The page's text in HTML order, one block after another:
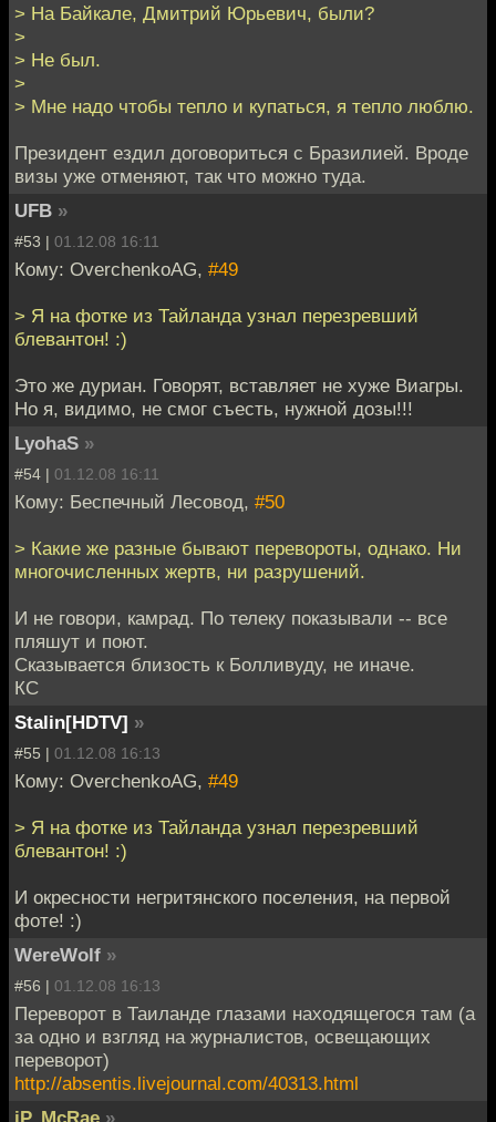
> На Байкале, Дмитрий Юрьевич, были?
>
> Не был.
>
> Мне надо чтобы тепло и купаться, я тепло люблю.
Президент ездил договориться с Бразилией. Вроде
визы уже отменяют, так что можно туда.
UFB »
#53 | 01.12.08 16:11
Кому: OverchenkoAG, #49
> Я на фотке из Тайланда узнал перезревший
блевантон! :)
Это же дуриан. Говорят, вставляет не хуже Виагры.
Но я, видимо, не смог съесть, нужной дозы!!!
LyohaS »
#54 | 01.12.08 16:11
Кому: Беспечный Лесовод, #50
> Какие же разные бывают перевороты, однако. Ни
многочисленных жертв, ни разрушений.
И не говори, камрад. По телеку показывали -- все
пляшут и поют.
Сказывается близость к Болливуду, не иначе.
КС
Stalin[HDTV] »
#55 | 01.12.08 16:13
Кому: OverchenkoAG, #49
> Я на фотке из Тайланда узнал перезревший
блевантон! :)
И окресности негритянского поселения, на первой
фоте! :)
WereWolf »
#56 | 01.12.08 16:13
Переворот в Таиланде глазами находящегося там (а
за одно и взгляд на журналистов, освещающих
переворот)
http://absentis.livejournal.com/40313.html
iP..McRae »